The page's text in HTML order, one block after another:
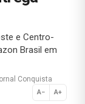
e Centro-
Brasil em
Conquista
A− A+
Normal